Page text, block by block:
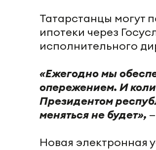
Татарстанцы могут
ипотеки через
исполнительного
«Ежегодно мы
опережением. И
Президентом
меняться не будет»,
Новая электронная